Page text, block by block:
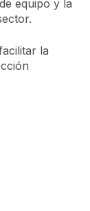
equipo y la
la